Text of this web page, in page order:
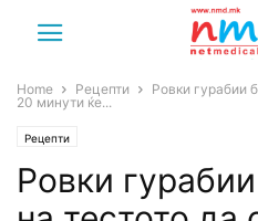
Home Рецепти
Ровки гурабии
20 минути ќе...
Рецепти
Ровки